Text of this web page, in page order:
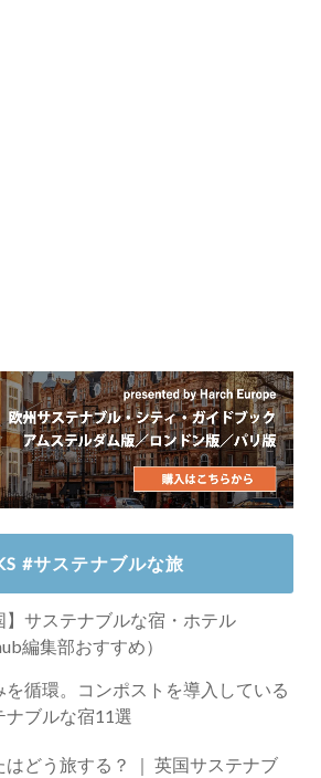
#サステナブルな旅
】サステナブルな宿・ホテル
編集部おすすめ）
を循環。コンポストを導入している
ナブルな宿11選
旅する？ ｜ 英国サステナブ